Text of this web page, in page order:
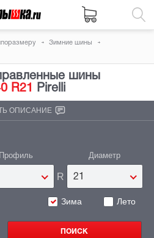
Зимние шины
шины
R21
Pirelli
ОПИСАНИЕ
Профиль
R
Диаметр
21
Зима Лето